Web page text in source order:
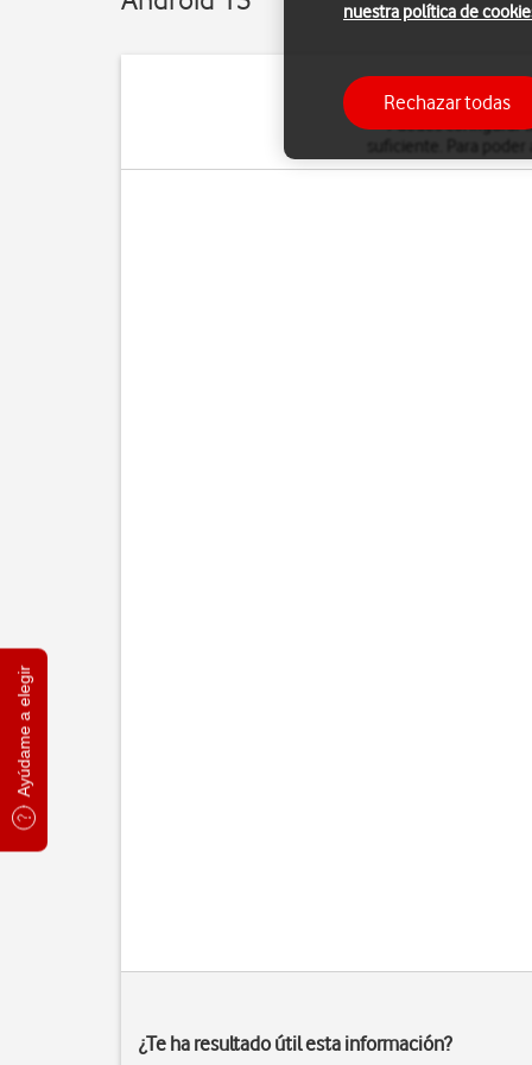
Ayúdame a elegir
Puedes configurar
¿Te ha resultado útil esta información?
nuestra política de
Rechazar todas